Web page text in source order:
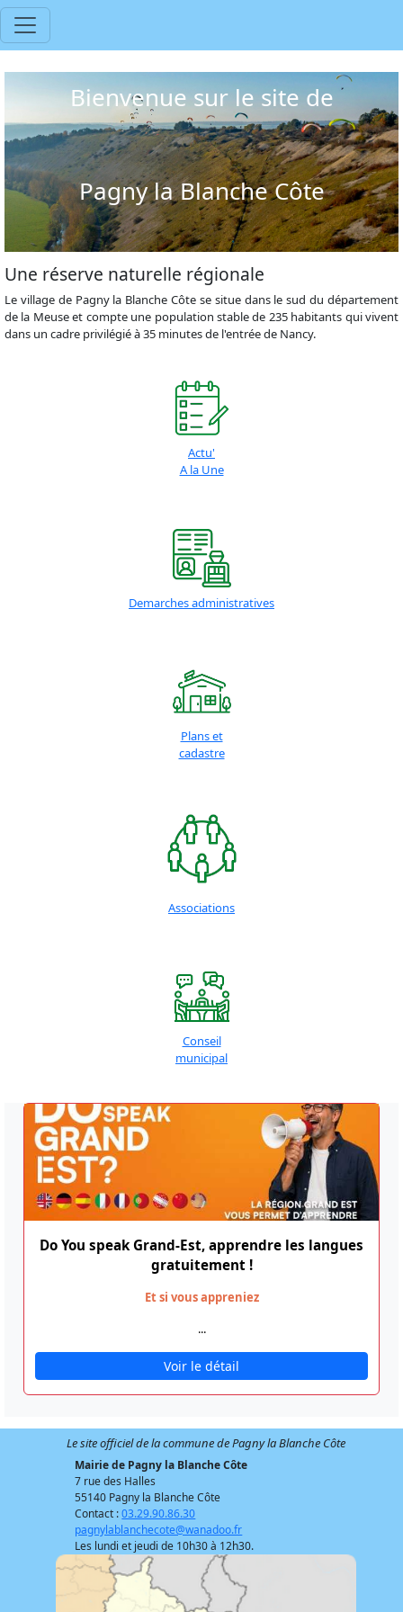
Bienvenue sur le site de
Pagny la Blanche Côte
Une réserve naturelle régionale
Le village de Pagny la Blanche Côte se situe dans le sud du département
de la Meuse et compte une population stable de 235 habitants qui vivent
dans un cadre privilégié à 35 minutes de l'entrée de Nancy.
Actu'
A la Une
Demarches administratives
Plans et
cadastre
Associations
Conseil
municipal
Do You speak Grand-Est, apprendre les langues
gratuitement !
Et si vous appreniez
...
Voir le détail
Le site officiel de la commune de Pagny la Blanche Côte
Mairie de Pagny la Blanche Côte
7 rue des Halles
55140 Pagny la Blanche Côte
Contact :03.29.90.86.30
pagnylablanchecote@wanadoo.fr
Les lundi et jeudi de 10h30 à 12h30.